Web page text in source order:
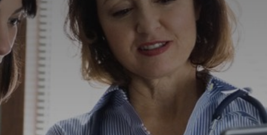
para pacientes
myACPNY
Con myACPNY puedes
programar citas, solicitar
resurtido de
medicamentos
recetados, consultar
resultados de laboratorio
y mucho más.
York
enfermería practicantes
y tu atención
¿Sabías que los
profesionales de
enfermería practicantes
pueden brindar muchos
de los mismos servicios
de atención de los
médicos? Incluso pueden
fungir como tu médico de
Encuentra un pediatra
Permite que uno de los pediatras de
ACPNY cuide de la salud y el bienestar
de tus hijos.
Más información
como nunca
pacientes
Un solo lugar con toda la
información que
necesitas a fin de
prepararte para tu cita y
Centro de
consultas
cáncer de colon?
Infórmate sobre la importancia
de las pruebas de detección
para lograr un diagnóstico
temprano y recibir
tratamiento oportuno.
Más información